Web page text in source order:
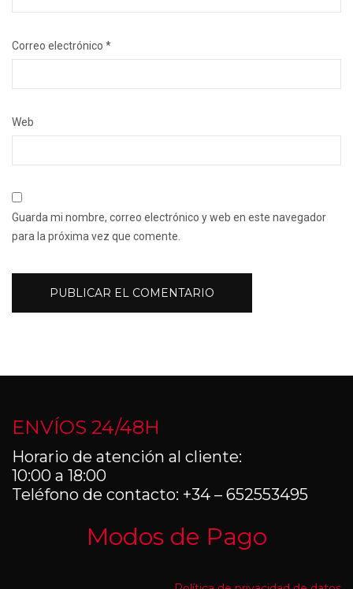
Correo electrónico *
Web
Guarda mi nombre, correo electrónico y web en este navegador
para la próxima vez que comente.
ENVÍOS 24/48H
Horario de atención al cliente:
10:00 a 18:00
Teléfono de contacto: +34 – 652553495
Modos de Pago